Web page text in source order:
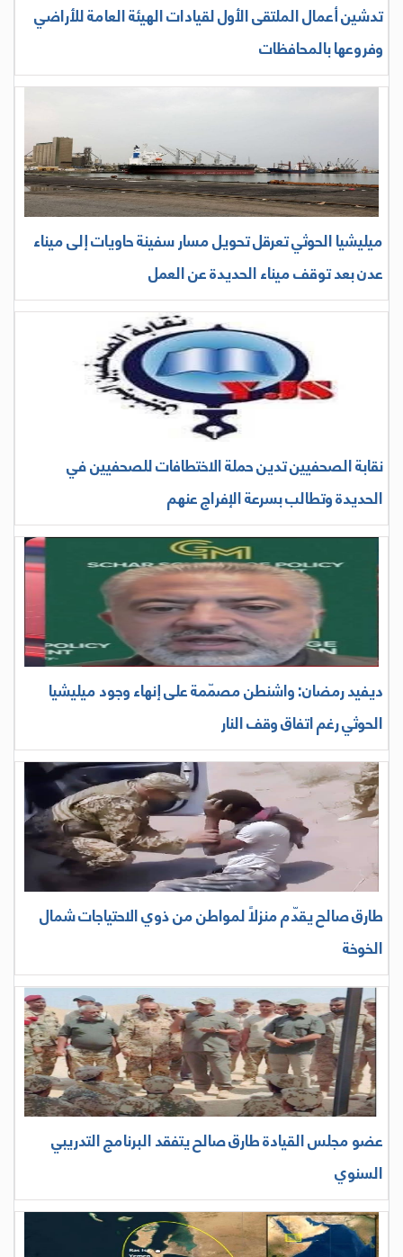
تدشين أعمال الملتقى الأول لقيادات الهيئة العامة للأراضي
وفروعها بالمحافظات
ميليشيا الحوثي تعرقل تحويل مسار سفينة حاويات إلى ميناء
عدن بعد توقف ميناء الحديدة عن العمل
نقابة الصحفيين تدين حملة الاختطافات للصحفيين في
الحديدة وتطالب بسرعة الإفراج عنهم
ديفيد رمضان: واشنطن مصمّمة على إنهاء وجود ميليشيا
الحوثي رغم اتفاق وقف النار
طارق صالح يقدّم منزلاً لمواطن من ذوي الاحتياجات شمال
الخوخة
عضو مجلس القيادة طارق صالح يتفقد البرنامج التدريبي
السنوي